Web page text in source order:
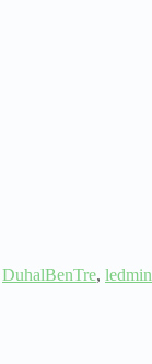
DuhalBenTre, ledmin